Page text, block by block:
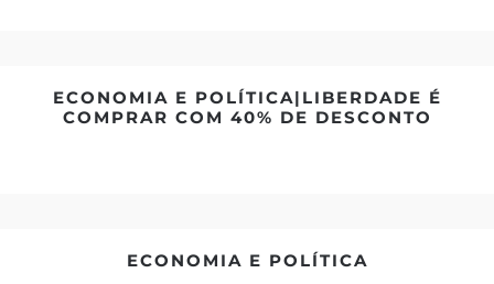
ECONOMIA E POLÍTICA|LIBERDADE É
COMPRAR COM 40% DE DESCONTO
ECONOMIA E POLÍTICA